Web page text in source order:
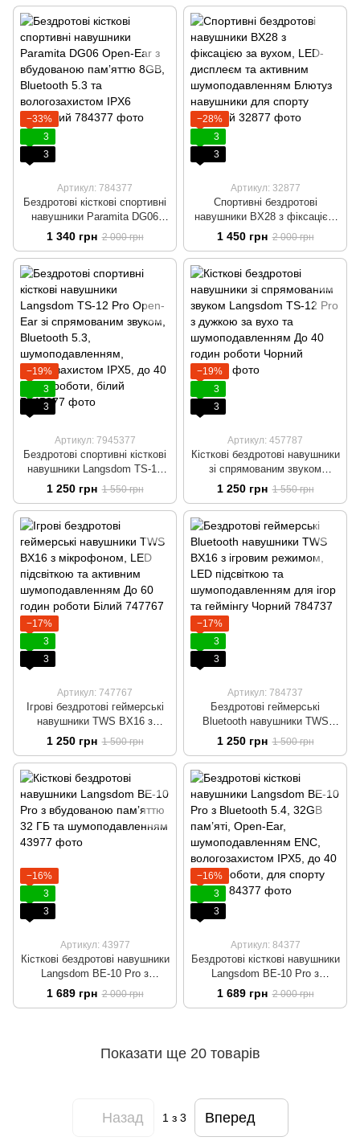
Кісткові навушники для
спорту, бігу та активного
відпочинку Синій
−33%
3
3
Артикул: 784377
Бездротові кісткові спортивні
навушники Paramita DG06
Open-Ear з вбудованою
памʼяттю 8GB, Bluetooth 5.3
та вологозахистом IPX6
Червоний
1 340 грн 2 000 грн
−28%
3
3
Артикул: 32877
Спортивні бездротові
навушники BX28 з фіксацією
за вухом, LED-дисплеєм та
активним шумоподавленням
Блютуз навушники для
спорту Рожевий
1 450 грн 2 000 грн
−19%
3
3
Артикул: 7945377
Бездротові спортивні кісткові
навушники Langsdom TS-12
Pro Open-Ear зі спрямованим
звуком, Bluetooth 5.3,
шумоподавленням,
вологозахистом IPX5, до 40
годин роботи, білий
1 250 грн 1 550 грн
−19%
3
3
Артикул: 457787
Кісткові бездротові навушники
зі спрямованим звуком
Langsdom TS-12 Pro з дужкою
за вухо та шумоподавленням
До 40 годин роботи Чорний
1 250 грн 1 550 грн
−17%
3
3
Артикул: 747767
Ігрові бездротові геймерські
навушники TWS BX16 з
мікрофоном, LED підсвіткою
та активним
шумоподавленням До 60
годин роботи Білий
1 250 грн 1 500 грн
−17%
3
3
Артикул: 784737
Бездротові геймерські
Bluetooth навушники TWS
BX16 з ігровим режимом, LED
підсвіткою та
шумоподавленням для ігор та
геймінгу Чорний
1 250 грн 1 500 грн
−16%
3
3
Артикул: 43977
Кісткові бездротові навушники
Langsdom BE-10 Pro з
вбудованою памʼяттю 32 ГБ
та шумоподавленням
1 689 грн 2 000 грн
−16%
3
3
Артикул: 84377
Бездротові кісткові навушники
Langsdom BE-10 Pro з
Bluetooth 5.4, 32GB пам’яті,
Open-Ear, шумоподавленням
спорту Бежеві
1 689 грн 2 000 грн
Показати ще 20 товарів
Назад 1з 3 Вперед